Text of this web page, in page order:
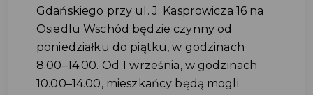
Gdańskiego przy ul. J. Kasprowicza 16 na
Osiedlu Wschód będzie czynny od
poniedziałku do piątku, w godzinach
8.00–14.00. Od 1 września, w godzinach
10.00–14.00, mieszkańcy będą mogli